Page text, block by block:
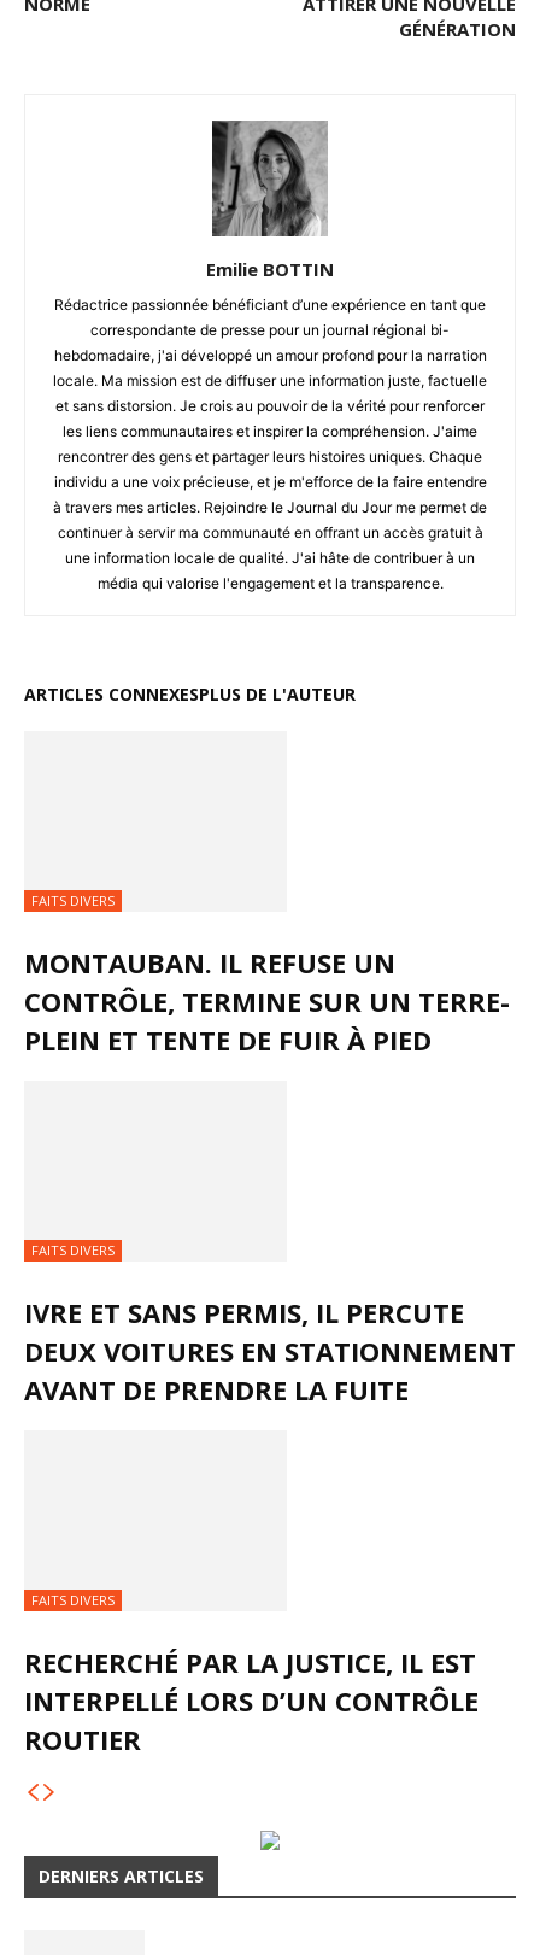
GÉNÉRATION
Emilie BOTTIN
Rédactrice passionnée bénéficiant d’une expérience en tant que
correspondante de presse pour un journal régional bi-
hebdomadaire, j'ai développé un amour profond pour la narration
locale. Ma mission est de diffuser une information juste, factuelle
et sans distorsion. Je crois au pouvoir de la vérité pour renforcer
les liens communautaires et inspirer la compréhension. J'aime
rencontrer des gens et partager leurs histoires uniques. Chaque
individu a une voix précieuse, et je m'efforce de la faire entendre
à travers mes articles. Rejoindre le Journal du Jour me permet de
continuer à servir ma communauté en offrant un accès gratuit à
une information locale de qualité. J'ai hâte de contribuer à un
média qui valorise l'engagement et la transparence.
ARTICLES CONNEXESPLUS DE L'AUTEUR
FAITS DIVERS
MONTAUBAN. IL REFUSE UN
CONTRÔLE, TERMINE SUR UN TERRE-
PLEIN ET TENTE DE FUIR À PIED
FAITS DIVERS
IVRE ET SANS PERMIS, IL PERCUTE
DEUX VOITURES EN STATIONNEMENT
AVANT DE PRENDRE LA FUITE
FAITS DIVERS
RECHERCHÉ PAR LA JUSTICE, IL EST
INTERPELLÉ LORS D’UN CONTRÔLE
ROUTIER
DERNIERS ARTICLES